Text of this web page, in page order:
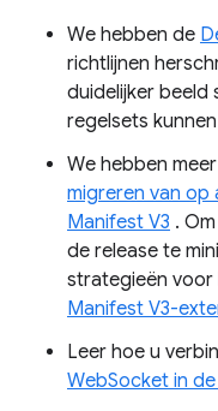
We hebben de
richtlijnen
duidelijker beeld
regelsets
We hebben
migreren van
Manifest V3 .
de release te
strategieën voor
Manifest V3-
Leer hoe u
WebSocket in